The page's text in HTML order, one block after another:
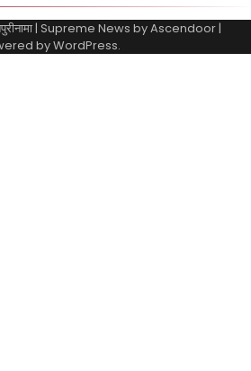
| Supreme News byAscendoor|
byWordPress.